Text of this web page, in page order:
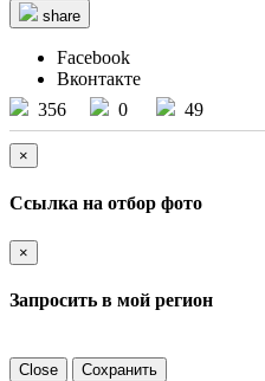
share
Facebook
Вконтакте
356
0 49
×
Ссылка на отбор фото
×
Запросить в мой регион
Close Сохранить